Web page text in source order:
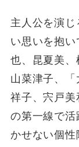
主人公を演
い思いを抱
也、昆夏美
山菜津子、
祥子、宍戸
の第一線で
かせない個性